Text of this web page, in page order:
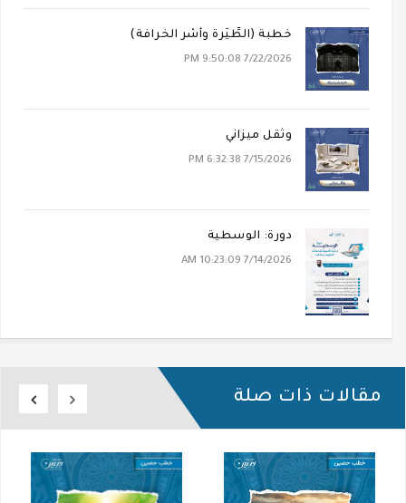
خطبة (الطِّيَرة وأَسْر الخُرافة)
7/22/2026 9:50:08 PM
وثقل ميزاني
7/15/2026 6:32:38 PM
دورة: الوسطية
7/14/2026 10:23:09 AM
مقالات ذات صلة